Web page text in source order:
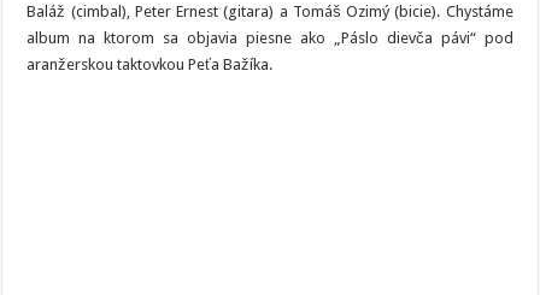
Baláž (cimbal), Peter Ernest (gitara) a Tomáš Ozimý (bicie). Chystáme
album na ktorom sa objavia piesne ako „Páslo dievča pávi“ pod
aranžerskou taktovkou Peťa Bažíka.